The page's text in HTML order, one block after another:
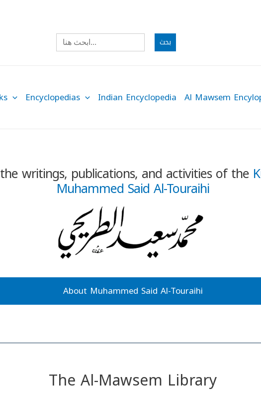
Search
for:
Encyclopedias Indian Encyclopedia Al Mawsem
writings, publications, and activities of the
Muhammed Said Al-Touraihi
About Muhammed Said Al-Touraihi
The Al-Mawsem Library